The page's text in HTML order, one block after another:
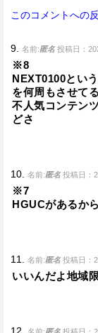
このコメントへの
9. 名前:匿名 投稿日：
※8
NEXT0100とい
を何周もさせて
不人気コンテン
どさ
10. 名前:匿名 投稿日：
※7
HGUCがあるか
11. 名前:匿名 投稿日：
いいんだよ地域